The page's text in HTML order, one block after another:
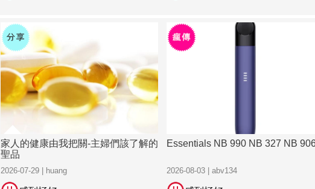
家人的健康由我把關-主婦們該了解的
聖品
2026-07-29 | huang
Essentials NB 990 NB 327 NB
2026-08-03 | abv134